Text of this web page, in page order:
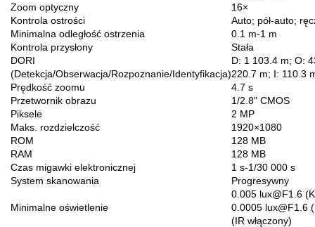
Zoom optyczny
16×
Kontrola ostrości
Auto; pół-auto;
Minimalna odległość ostrzenia
0.1 m-1 m
Kontrola przysłony
Stała
DORI
(Detekcja/Obserwacja/Rozpoznanie/Identyfikacja)
D: 1 103.4 m; O:
220.7 m; I: 110.3
Prędkość zoomu
4.7 s
Przetwornik obrazu
1/2.8" CMOS
Piksele
2 MP
Maks. rozdzielczość
1920×1080
ROM
128 MB
RAM
128 MB
Czas migawki elektronicznej
1 s-1/30 000 s
System skanowania
Progresywny
Minimalne oświetlenie
0.005 lux@F1.6
0.0005 lux@F1.6
(IR włączony)